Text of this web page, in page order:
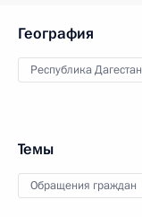
География
Республика Дагестан
Темы
Обращения граждан